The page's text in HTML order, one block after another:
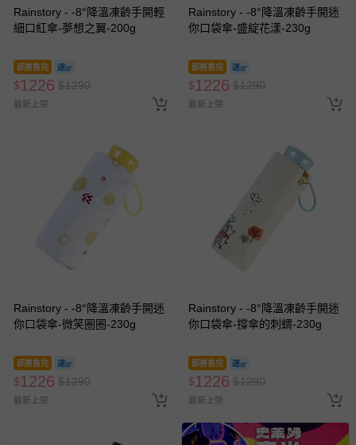
Rainstory - -8°降溫凍齡手開輕
細口紅傘-夢想之翼-200g
即將售完
$1226 $1290
最新上架
Rainstory - -8°降溫凍齡手開迷
你口袋傘-盛綻花漾-230g
即將售完
$1226 $1290
最新上架
Rainstory - -8°降溫凍齡手開迷
你口袋傘-微笑圈圈-230g
即將售完
$1226 $1290
最新上架
Rainstory - -8°降溫凍齡手開迷
你口袋傘-撐傘的刺蝟-230g
即將售完
$1226 $1290
最新上架